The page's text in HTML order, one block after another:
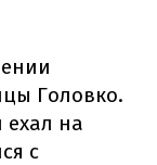
Головко.
ехал на
с